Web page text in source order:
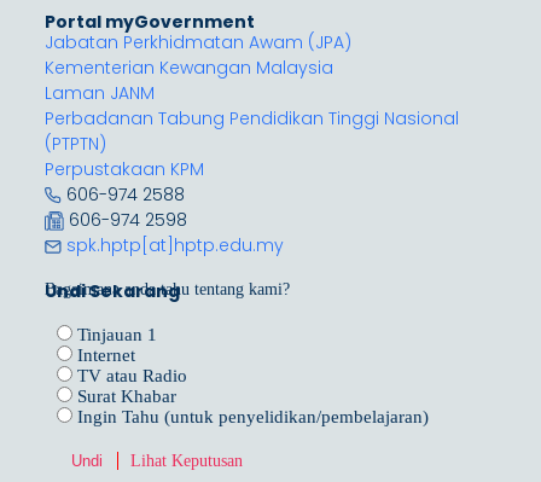
Portal myGovernment
Jabatan Perkhidmatan Awam (JPA)
Kementerian Kewangan Malaysia
Laman JANM
Perbadanan Tabung Pendidikan Tinggi Nasional
(PTPTN)
Perpustakaan KPM
606-974 2588
606-974 2598
spk.hptp[at]hptp.edu.my
Undi Sekarang
Bagaimana anda tahu tentang kami?
Tinjauan 1
Internet
TV atau Radio
Surat Khabar
Ingin Tahu (untuk penyelidikan/pembelajaran)
Lihat Keputusan